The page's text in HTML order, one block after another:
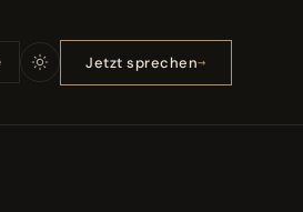
Jetzt sprechen